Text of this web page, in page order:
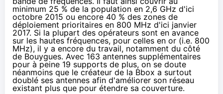
minimum 25 % de la population en 2,6 GHz d'ici
octobre 2015 ou encore 40 % des zones de
déploiement prioritaires en 800 MHz d'ici janvier
2017. Si la plupart des opérateurs sont en avance
sur les hautes fréquences, pour celles en or (i.e. 800
MHz), il y a encore du travail, notamment du côté
de Bouygues. Avec 163 antennes supplémentaires
pour à peine 19 supports de plus, on se doute
néanmoins que le créateur de la Bbox a surtout
doublé ses antennes afin d'améliorer son réseau
existant plus que pour étendre sa couverture.